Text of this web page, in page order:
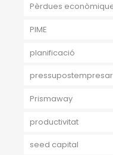
Pèrdues
PIME
planificació
Prismaway
productivitat
seed capital